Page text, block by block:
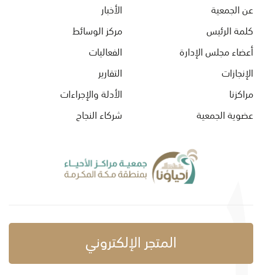
عن الجمعية
كلمة الرئيس
أعضاء مجلس الإدارة
الإنجازات
مراكزنا
عضوية الجمعية
الأخبار
مركز الوسائط
الفعاليات
التقارير
الأدلة والإجراءات
شركاء النجاح
المتجر الإلكتروني